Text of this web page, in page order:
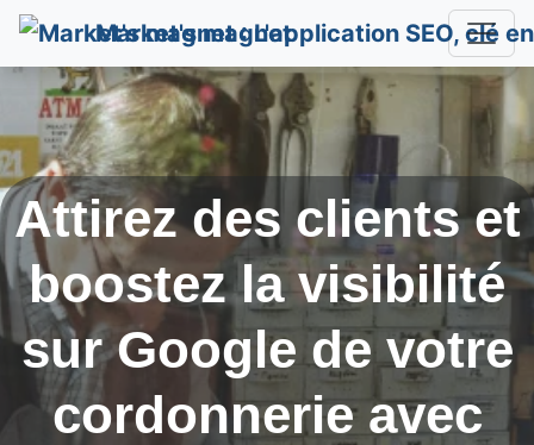
Market's magnet
Attirez des clients et
boostez la visibilité
sur Google de votre
cordonnerie avec